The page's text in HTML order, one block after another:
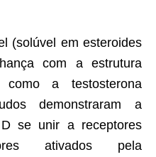
(solúvel em esteroides
com a estrutura
a testosterona
demonstraram a
se unir a receptores
ativados pela